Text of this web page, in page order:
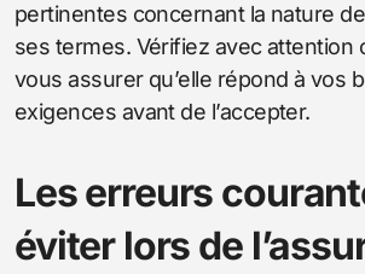
pertinentes concernant la nature
ses termes. Vérifiez avec attention
vous assurer qu’elle répond à vos
exigences avant de l’accepter.
Les erreurs
éviter lors de